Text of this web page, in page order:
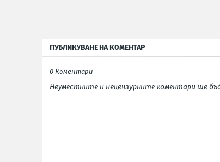
ПУБЛИКУВАНЕ НА КОМЕНТАР
0 Коментари
Неуместните и нецензурните коментари ще